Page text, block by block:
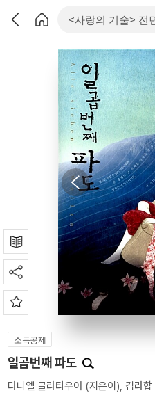
소득공제
일곱번째 파도
다니엘 글라타우어 (지은이), 김라합